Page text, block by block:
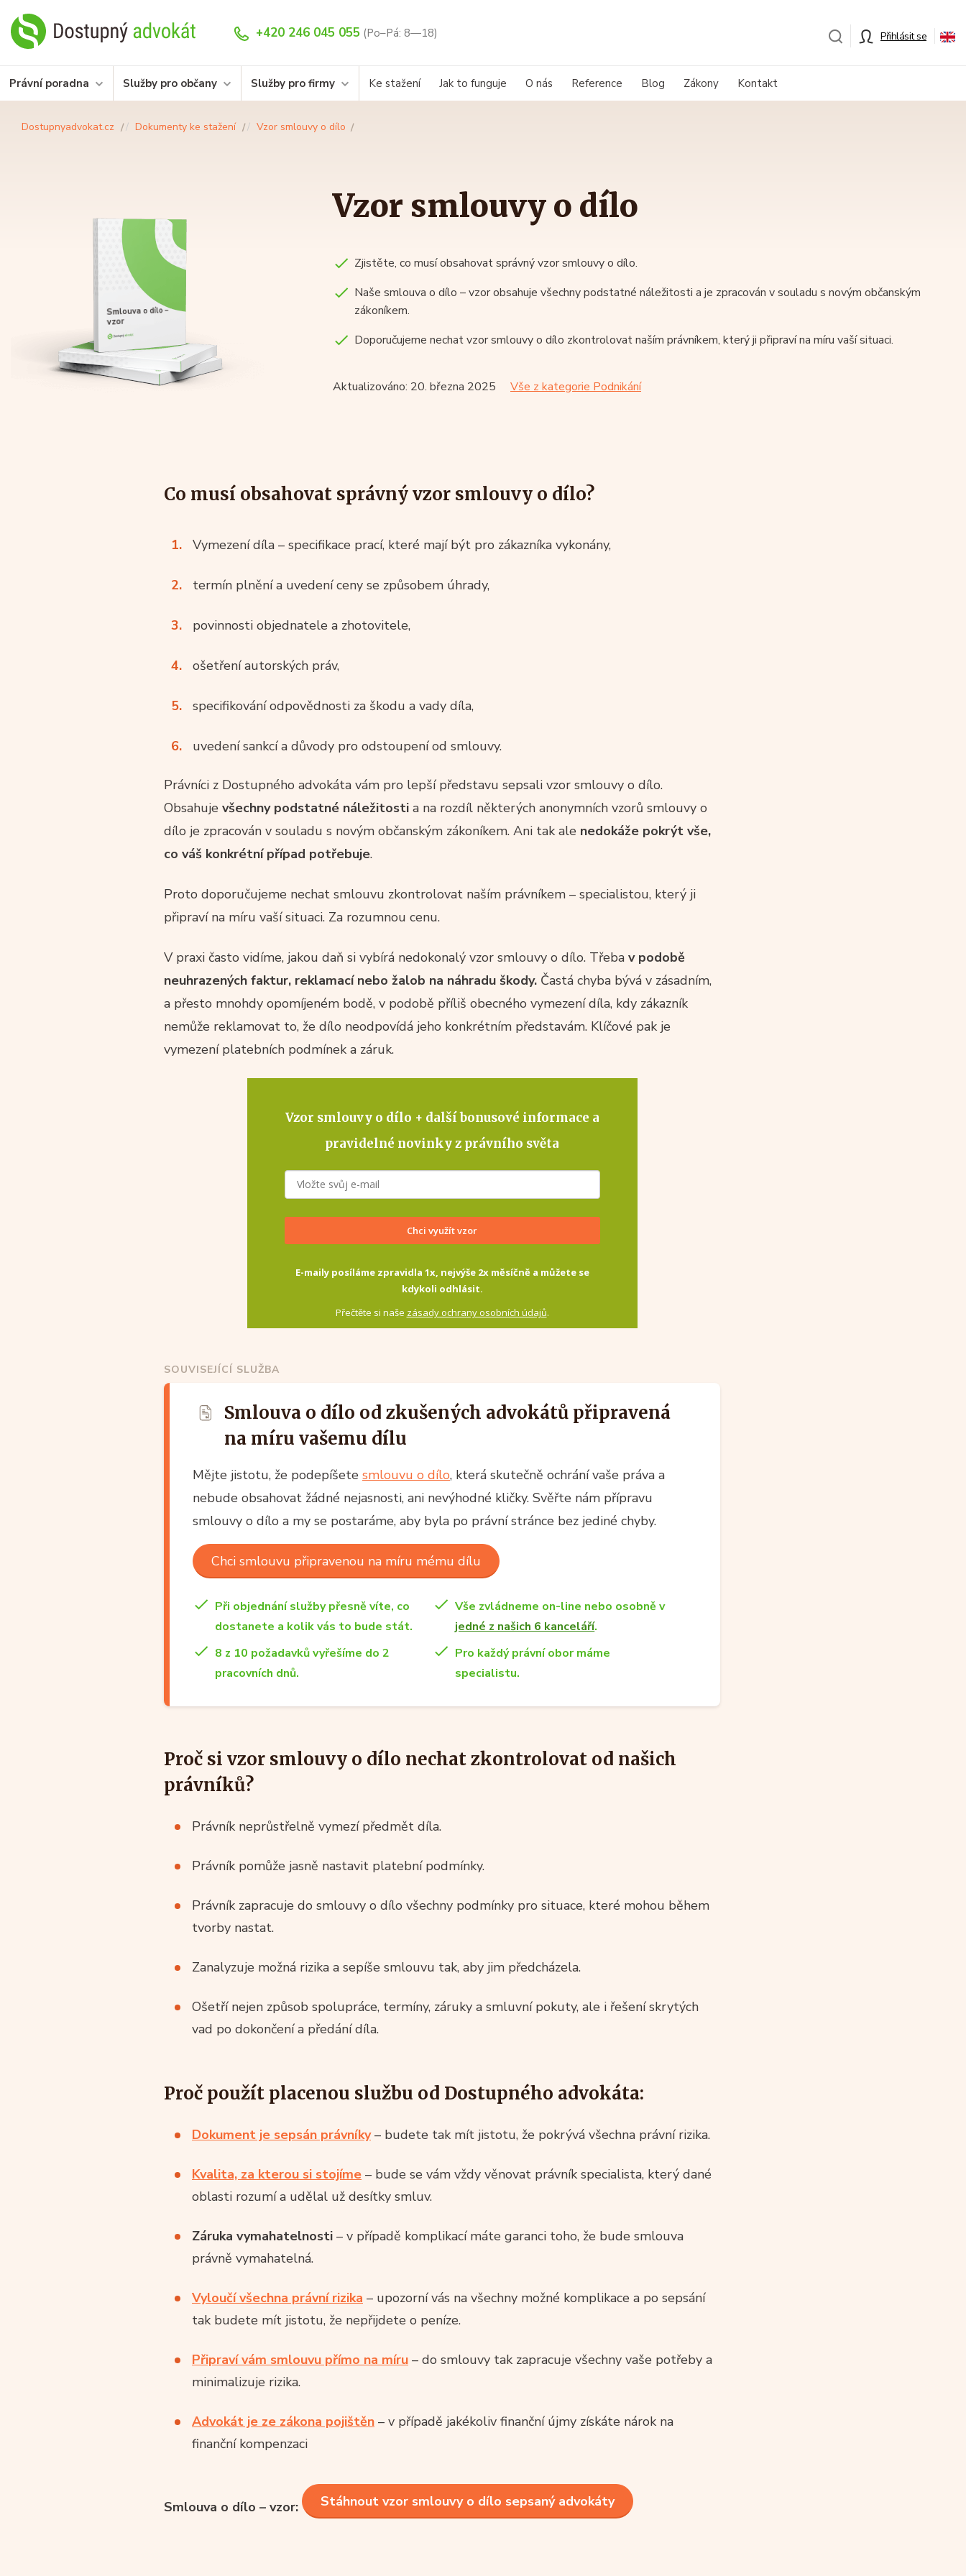
+420 246 045 055 (Po–Pá: 8—18) Přihlásit se
Právní poradna Služby pro občany Služby pro firmy Ke stažení Jak to funguje O nás Reference Blog Zákony Kontakt
Dostupnyadvokat.cz Dokumenty ke stažení Vzor smlouvy o dílo
Vzor smlouvy o dílo
Zjistěte, co musí obsahovat správný vzor smlouvy o dílo.
Naše smlouva o dílo – vzor obsahuje všechny podstatné náležitosti a je zpracován v souladu s novým občanským
zákoníkem.
Doporučujeme nechat vzor smlouvy o dílo zkontrolovat naším právníkem, který ji připraví na míru vaší situaci.
Aktualizováno: 20. března 2025 Vše z kategorie Podnikání
Smlouva o dílo –
vzor
Co musí obsahovat správný vzor smlouvy o dílo?
Vymezení díla – specifikace prací, které mají být pro zákazníka vykonány,
termín plnění a uvedení ceny se způsobem úhrady,
povinnosti objednatele a zhotovitele,
ošetření autorských práv,
specifikování odpovědnosti za škodu a vady díla,
uvedení sankcí a důvody pro odstoupení od smlouvy.
Právníci z Dostupného advokáta vám pro lepší představu sepsali vzor smlouvy o dílo.
Obsahuje všechny podstatné náležitosti a na rozdíl některých anonymních vzorů smlouvy o
dílo je zpracován v souladu s novým občanským zákoníkem. Ani tak ale nedokáže pokrýt vše,
co váš konkrétní případ potřebuje.
Proto doporučujeme nechat smlouvu zkontrolovat naším právníkem – specialistou, který ji
připraví na míru vaší situaci. Za rozumnou cenu.
V praxi často vidíme, jakou daň si vybírá nedokonalý vzor smlouvy o dílo. Třeba v podobě
neuhrazených faktur, reklamací nebo žalob na náhradu škody. Častá chyba bývá v zásadním,
a přesto mnohdy opomíjeném bodě, v podobě příliš obecného vymezení díla, kdy zákazník
nemůže reklamovat to, že dílo neodpovídá jeho konkrétním představám. Klíčové pak je
vymezení platebních podmínek a záruk.
Vzor smlouvy o dílo + další bonusové informace a
pravidelné novinky z právního světa
Chci využít vzor
E-maily posíláme zpravidla 1x, nejvýše 2x měsíčně a můžete se
kdykoli odhlásit.
Přečtěte si naše zásady ochrany osobních údajů.
SOUVISEJÍCÍ SLUŽBA
Smlouva o dílo od zkušených advokátů připravená
na míru vašemu dílu
Mějte jistotu, že podepíšete smlouvu o dílo, která skutečně ochrání vaše práva a
nebude obsahovat žádné nejasnosti, ani nevýhodné kličky. Svěřte nám přípravu
smlouvy o dílo a my se postaráme, aby byla po právní stránce bez jediné chyby.
Chci smlouvu připravenou na míru mému dílu
Při objednání služby přesně víte, co
dostanete a kolik vás to bude stát.
Vše zvládneme on-line nebo osobně v
jedné z našich 6 kanceláří.
8 z 10 požadavků vyřešíme do 2
pracovních dnů.
Pro každý právní obor máme
specialistu.
Proč si vzor smlouvy o dílo nechat zkontrolovat od našich
právníků?
Právník neprůstřelně vymezí předmět díla.
Právník pomůže jasně nastavit platební podmínky.
Právník zapracuje do smlouvy o dílo všechny podmínky pro situace, které mohou během
tvorby nastat.
Zanalyzuje možná rizika a sepíše smlouvu tak, aby jim předcházela.
Ošetří nejen způsob spolupráce, termíny, záruky a smluvní pokuty, ale i řešení skrytých
vad po dokončení a předání díla.
Proč použít placenou službu od Dostupného advokáta:
Dokument je sepsán právníky– budete tak mít jistotu, že pokrývá všechna právní rizika.
Kvalita, za kterou si stojíme – bude se vám vždy věnovat právník specialista, který dané
oblasti rozumí a udělal už desítky smluv.
Záruka vymahatelnosti – v případě komplikací máte garanci toho, že bude smlouva
právně vymahatelná.
Vyloučí všechna právní rizika – upozorní vás na všechny možné komplikace a po sepsání
tak budete mít jistotu, že nepřijdete o peníze.
Připraví vám smlouvu přímo na míru – do smlouvy tak zapracuje všechny vaše potřeby a
minimalizuje rizika.
Advokát je ze zákona pojištěn – v případě jakékoliv finanční újmy získáte nárok na
finanční kompenzaci
Smlouva o dílo – vzor: Stáhnout vzor smlouvy o dílo sepsaný advokáty